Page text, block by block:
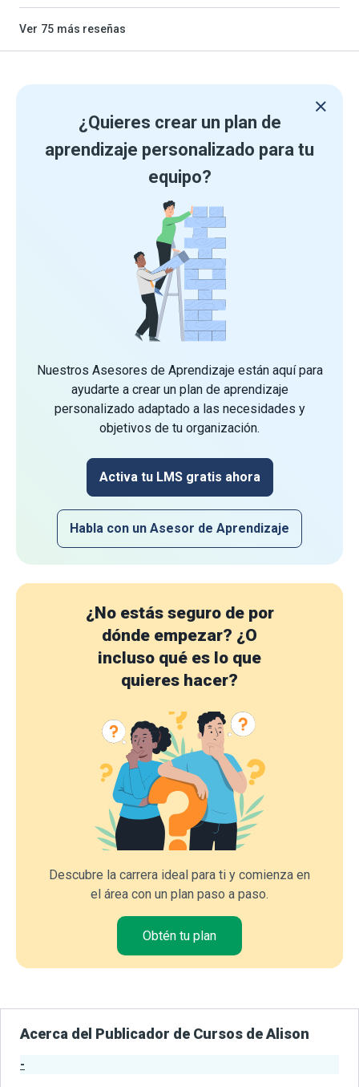
Ver 75 más reseñas
¿Quieres crear un plan de
aprendizaje personalizado para tu
equipo?
Nuestros Asesores de Aprendizaje están aquí para
ayudarte a crear un plan de aprendizaje
personalizado adaptado a las necesidades y
objetivos de tu organización.
Activa tu LMS gratis ahora
Habla con un Asesor de Aprendizaje
¿No estás seguro de por
dónde empezar? ¿O
incluso qué es lo que
quieres hacer?
Descubre la carrera ideal para ti y comienza en
el área con un plan paso a paso.
Obtén tu plan
Acerca del Publicador de Cursos de Alison
-